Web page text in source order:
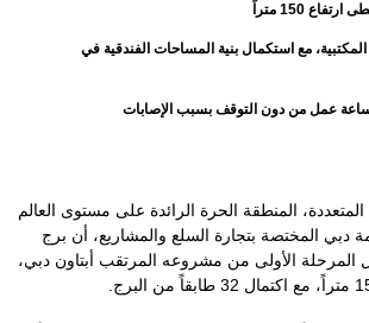
150 متراً
المكتبية، مع استكمال بنية المساحات الفندقية في
ساعة عمل من دون التوقف بسبب الإصابات
المنطقة الحرة الرائدة على مستوى العالم
دبي المختصة بتجارة السلع والمشاريع، أن برج
المرحلة الأولى من مشروعه المرتقب أبتاون دبي،